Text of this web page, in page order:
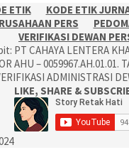
ETIK KODE ETIK
PERS
VERIFIKASI DEWAN
PT CAHAYA LENTERA
AHU – 0059967.AH.01.01.
ADMINISTRASI
LIKE, SHARE &